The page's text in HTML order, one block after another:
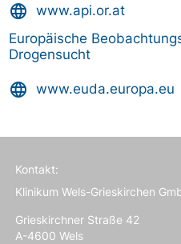
language
www.api.or.at
Europäische
Drogensucht
language www.euda.europa.eu
Kontakt:
Klinikum Wels-Grieskirchen
Grieskirchner Straße 42
A-4600 Wels